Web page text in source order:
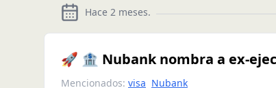
Hace 2 meses.
🚀 🏦 Nubank nombra a ex-
Mencionados: visa Nubank